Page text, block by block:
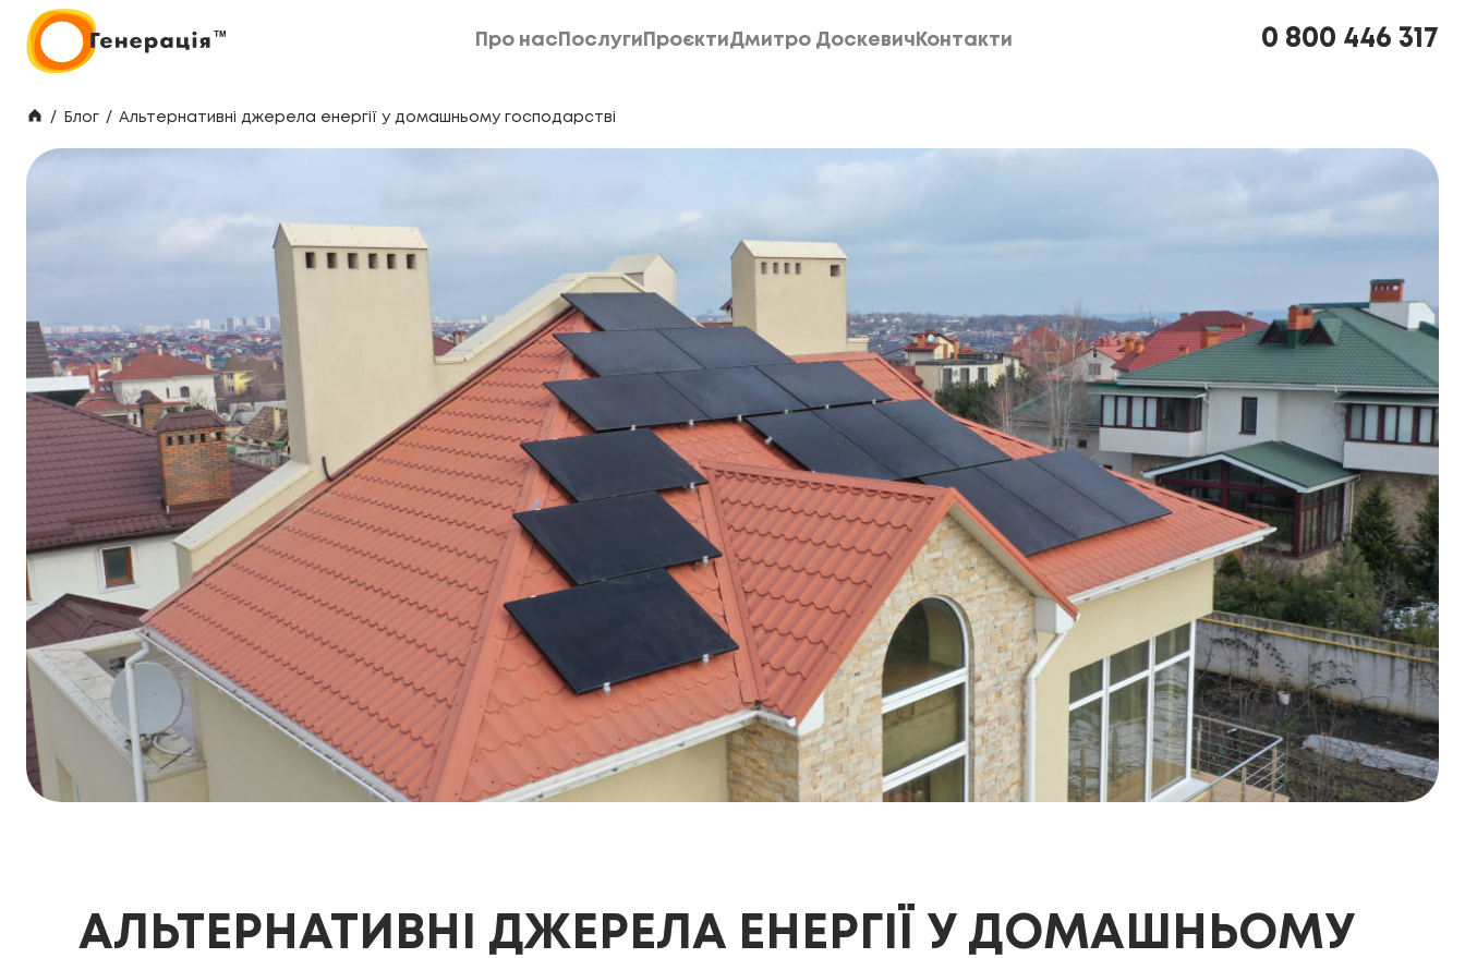
Про нас Послуги ПроєктиДмитро Доскевич Контакти
0 800 446 317
/ Блог / Альтернативні джерела енергії у домашньому господарстві
АЛЬТЕРНАТИВНІ ДЖЕРЕЛА ЕНЕРГІЇ У ДОМАШНЬОМУ